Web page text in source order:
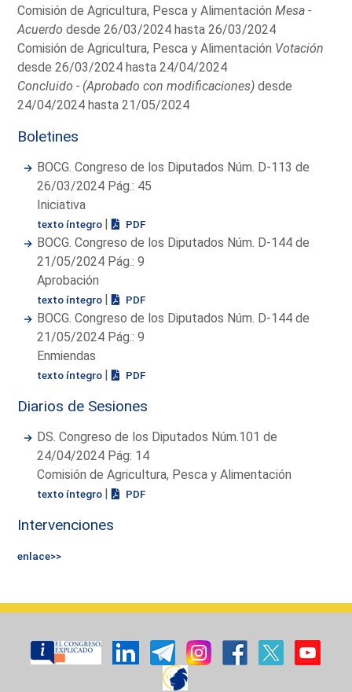
Comisión de Agricultura, Pesca y AlimentaciónMesa -
Acuerdo desde 26/03/2024 hasta 26/03/2024
Comisión de Agricultura, Pesca y Alimentación Votación
desde 26/03/2024 hasta 24/04/2024
Concluido - (Aprobado con modificaciones) desde
24/04/2024 hasta 21/05/2024
Boletines
BOCG. Congreso de los Diputados Núm. D-113 de
26/03/2024 Pág.: 45
Iniciativa
texto íntegro | PDF
BOCG. Congreso de los Diputados Núm. D-144 de
21/05/2024 Pág.: 9
Aprobación
texto íntegro | PDF
BOCG. Congreso de los Diputados Núm. D-144 de
21/05/2024 Pág.: 9
Enmiendas
texto íntegro | PDF
Diarios de Sesiones
DS. Congreso de los Diputados Núm.101 de
24/04/2024 Pág: 14
Comisión de Agricultura, Pesca y Alimentación
texto íntegro | PDF
Intervenciones
enlace>>